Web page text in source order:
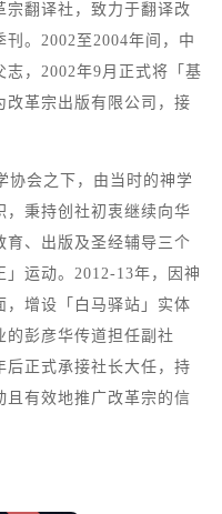
宗翻译社，致力于翻译改
。2002至2004年间，中
志，2002年9月正式将「基
改革宗出版有限公司，接
协会之下，由当时的神学
，秉持创社初衷继续向华
育、出版及圣经辅导三个
运动。2012-13年，因神
，增设「白马驿站」实体
的彭彦华传道担任副社
后正式承接社长大任，持
且有效地推广改革宗的信